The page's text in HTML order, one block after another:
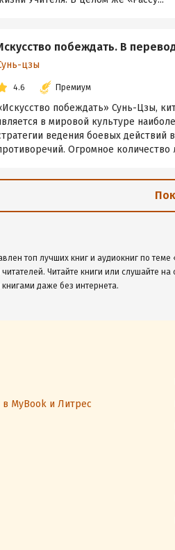
побеждать. В
цзы
4.6 Премиум
побеждать» Сунь-Цзы,
в мировой культуре
ведения боевых
Огромное количество
топ лучших книг и аудиокниг по
Читайте книги или слушайте
даже без интернета.
в MyBook и Литрес